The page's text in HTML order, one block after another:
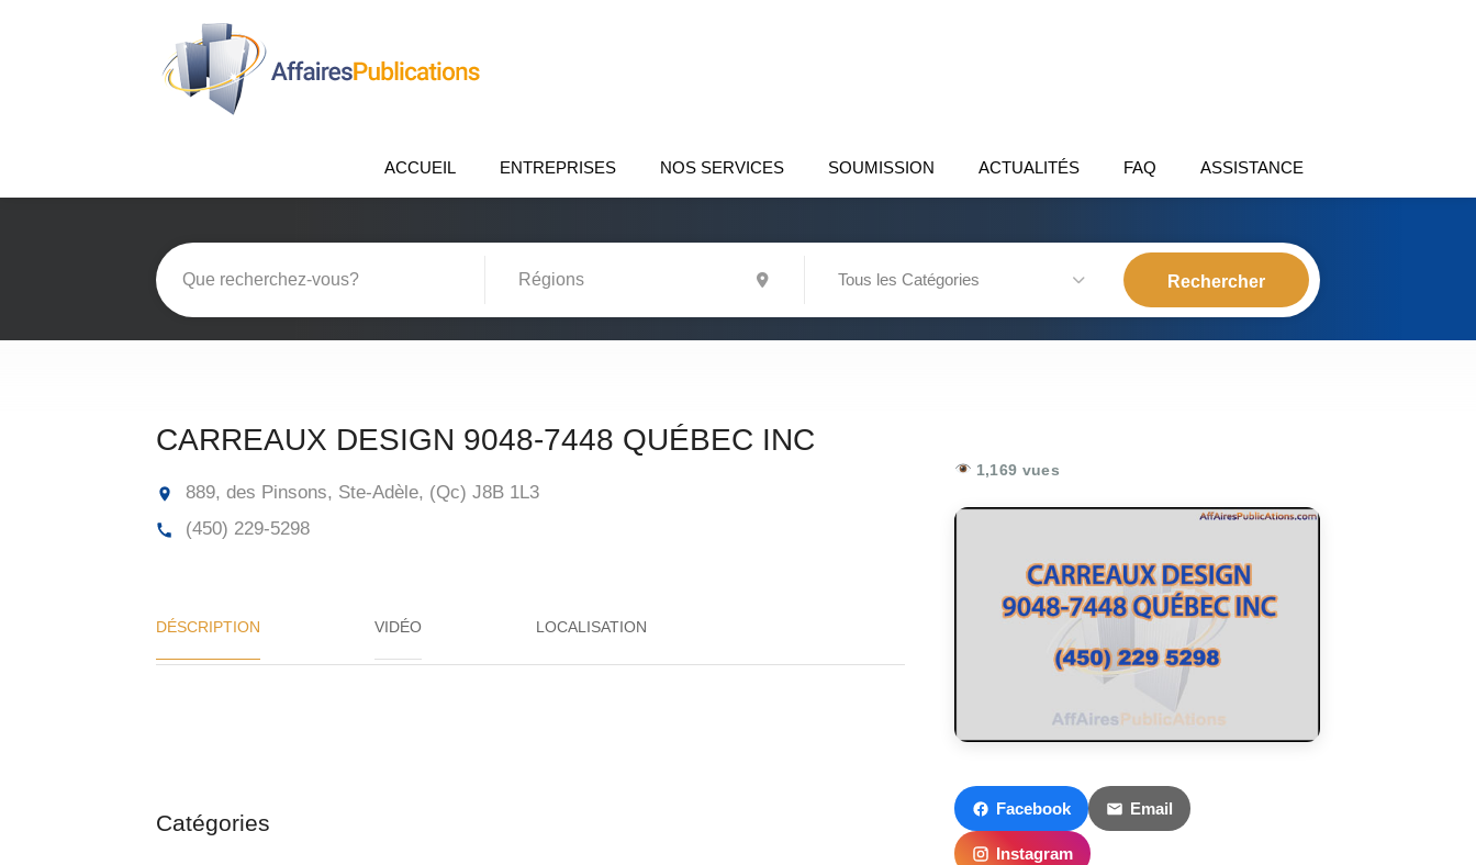
ACCUEIL ENTREPRISES NOS SERVICES SOUMISSION ACTUALITÉS FAQ ASSISTANCE
Tous les Catégories
CARREAUX DESIGN 9048-7448 QUÉBEC INC
889, des Pinsons, Ste-Adèle, (Qc) J8B 1L3
(450) 229-5298
DÉSCRIPTION VIDÉO
Catégories
1,169 vues
Facebook Email
Instagram